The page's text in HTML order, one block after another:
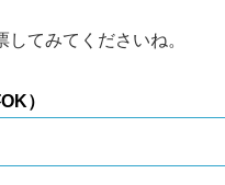
てみてくださいね。
）